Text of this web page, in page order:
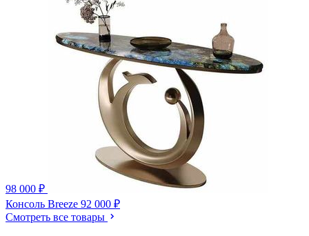
98 000 ₽
Консоль Breeze 92 000 ₽
Смотреть все товары